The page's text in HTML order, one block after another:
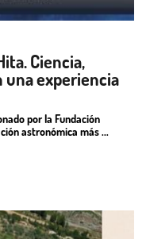
Ciencia,
una experiencia
por la Fundación
astronómica más ...